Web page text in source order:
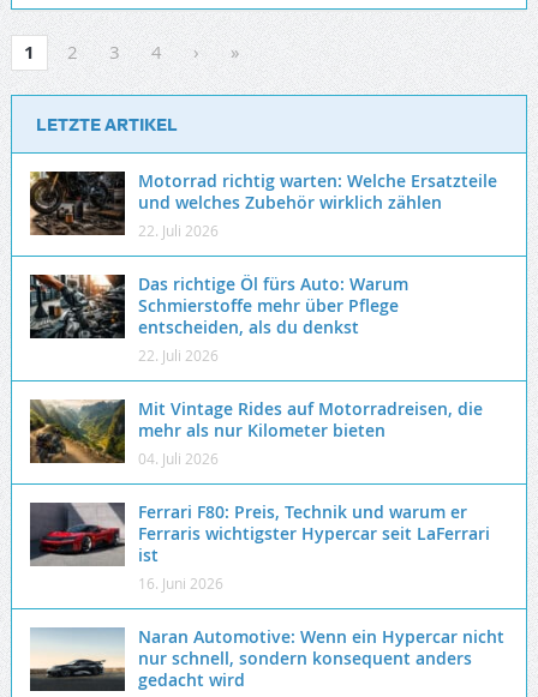
1 2 3 4 › »
LETZTE ARTIKEL
Motorrad richtig warten: Welche Ersatzteile
und welches Zubehör wirklich zählen
22. Juli 2026
Das richtige Öl fürs Auto: Warum
Schmierstoffe mehr über Pflege
entscheiden, als du denkst
22. Juli 2026
Mit Vintage Rides auf Motorradreisen, die
mehr als nur Kilometer bieten
04. Juli 2026
Ferrari F80: Preis, Technik und warum er
Ferraris wichtigster Hypercar seit LaFerrari
ist
16. Juni 2026
Naran Automotive: Wenn ein Hypercar nicht
nur schnell, sondern konsequent anders
gedacht wird